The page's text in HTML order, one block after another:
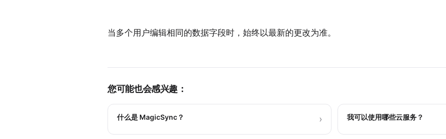
当多个用户编辑相同的数据字段时，始终以最新的更改为准。
您可能也会感兴趣：
什么是 MagicSync？ › 我可以使用哪些云服务？